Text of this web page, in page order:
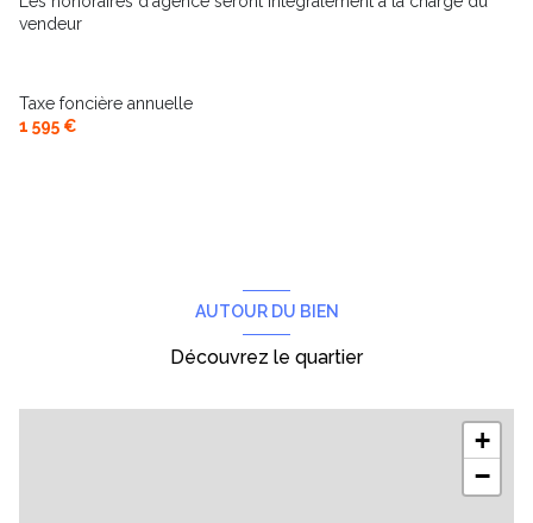
vendeur
Taxe foncière annuelle
1 595 €
AUTOUR DU BIEN
Découvrez le quartier
+
−